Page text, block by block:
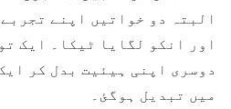
البتہ دو خواتیں اپنے
اور انکو لگایا ٹیکا۔ ایک
دوسری اپنی ہیئیت بدل کر
میں تبدیل ہوگئ۔